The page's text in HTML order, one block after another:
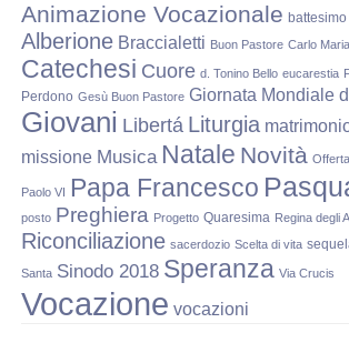
Animazione Vocazionale battesimo
Alberione Braccialetti Buon Pastore Carlo
Catechesi Cuore d. Tonino Bello eucarestia
Perdono Gesù Buon Pastore Giornata Mondiale
Giovani Libertá Liturgia
missione Musica Natale Novità
Paolo VI Papa Francesco
posto Preghiera Progetto Quaresima Regina degli
Riconciliazione sacerdozio Scelta di vita
Santa Sinodo 2018 Speranza Via Crucis
Vocazione vocazioni